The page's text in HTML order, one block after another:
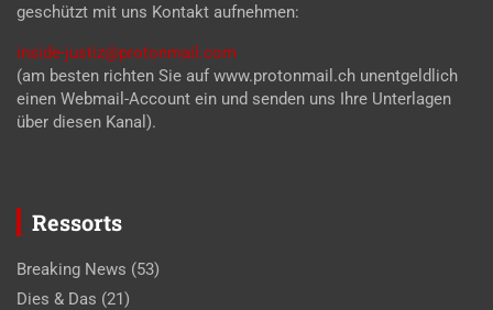
geschützt mit uns Kontakt aufnehmen:
inside-justiz@protonmail.com
(am besten richten Sie auf www.protonmail.ch unentgeldlich
einen Webmail-Account ein und senden uns Ihre Unterlagen
über diesen Kanal).
Ressorts
Breaking News (53)
Dies & Das (21)